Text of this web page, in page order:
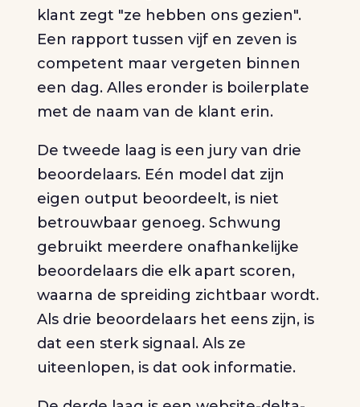
klant zegt "ze hebben ons gezien".
Een rapport tussen vijf en zeven is
competent maar vergeten binnen
een dag. Alles eronder is boilerplate
met de naam van de klant erin.
De tweede laag is een jury van drie
beoordelaars. Eén model dat zijn
eigen output beoordeelt, is niet
betrouwbaar genoeg. Schwung
gebruikt meerdere onafhankelijke
beoordelaars die elk apart scoren,
waarna de spreiding zichtbaar wordt.
Als drie beoordelaars het eens zijn, is
dat een sterk signaal. Als ze
uiteenlopen, is dat ook informatie.